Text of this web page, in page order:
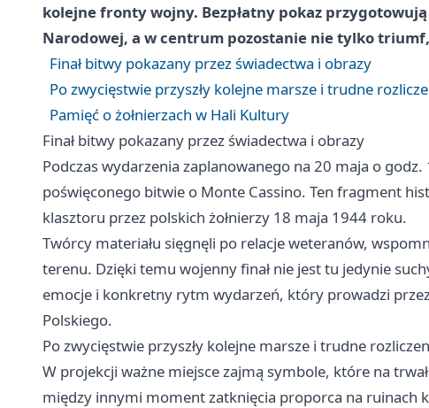
kolejne fronty wojny. Bezpłatny pokaz
Narodowej, a w centrum pozostanie nie tylko triumf,
Finał bitwy pokazany przez świadectwa i obrazy
Po zwycięstwie przyszły kolejne marsze i trudne
Pamięć o żołnierzach w Hali Kultury
Finał bitwy pokazany przez świadectwa i obrazy
Podczas wydarzenia zaplanowanego na 20 maja o
poświęconego bitwie o Monte Cassino. Ten fragment
klasztoru przez polskich żołnierzy 18 maja 1944 roku.
Twórcy materiału sięgnęli po relacje weteranów,
terenu. Dzięki temu wojenny finał nie jest tu jedynie
emocje i konkretny rytm wydarzeń, który prowadzi
Polskiego.
Po zwycięstwie przyszły kolejne marsze i trudne
W projekcji ważne miejsce zajmą symbole, które na
między innymi moment zatknięcia proporca na ruinach